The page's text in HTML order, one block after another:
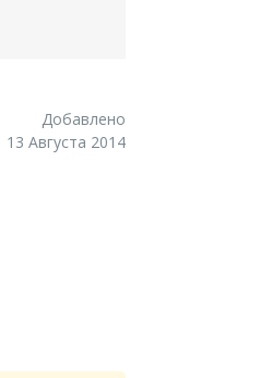
Добавлено
13 Августа 2014